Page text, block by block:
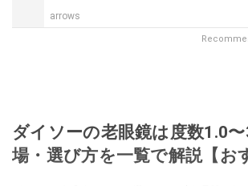
arrows
ダイソーの老眼鏡は度数1.0〜
場・選び方を一覧で解説【お